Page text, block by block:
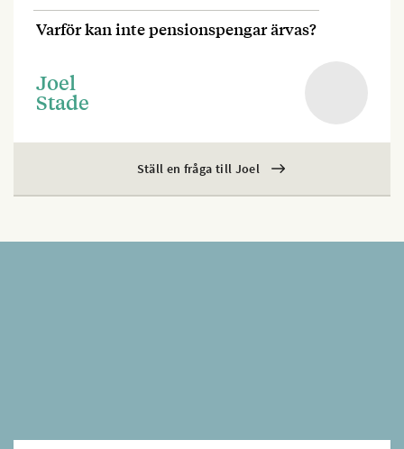
Varför kan inte pensionspengar ärvas?
Joel
Stade
Ställ en fråga till Joel